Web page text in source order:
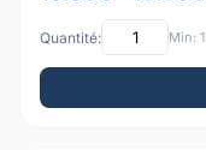
Quantité: Min: 1